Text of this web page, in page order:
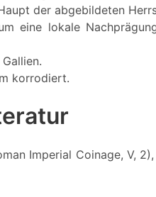
der abgebildeten
eine lokale
korrodiert.
Imperial Coinage, V,